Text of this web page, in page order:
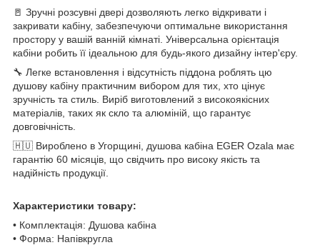
🚪 Зручні розсувні двері дозволяють легко відкривати і
закривати кабіну, забезпечуючи оптимальне використання
простору у вашій ванній кімнаті. Універсальна орієнтація
кабіни робить її ідеальною для будь-якого дизайну інтер'єру.
🔧 Легке встановлення і відсутність піддона роблять цю
душову кабіну практичним вибором для тих, хто цінує
зручність та стиль. Виріб виготовлений з високоякісних
матеріалів, таких як скло та алюміній, що гарантує
довговічність.
🇭🇺 Вироблено в Угорщині, душова кабіна EGER Ozala має
гарантію 60 місяців, що свідчить про високу якість та
надійність продукції.
Характеристики товару:
• Комплектація: Душова кабіна
• Форма: Напівкругла